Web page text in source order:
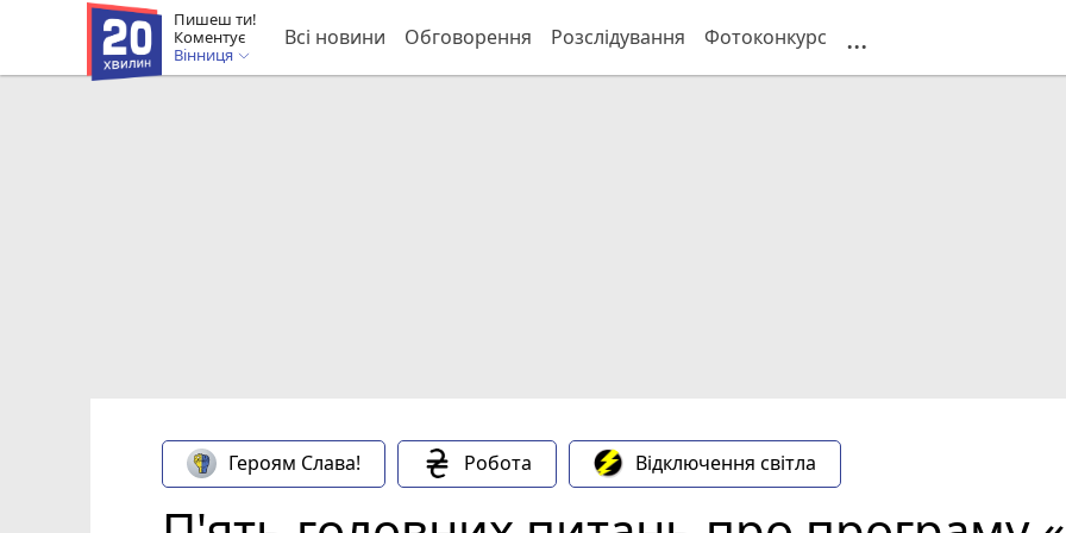
Пишеш ти!
Коментує
Вінниця
Всі новини Обговорення Розслідування Фотоконкурс ...
Героям Слава! Робота Відключення світла